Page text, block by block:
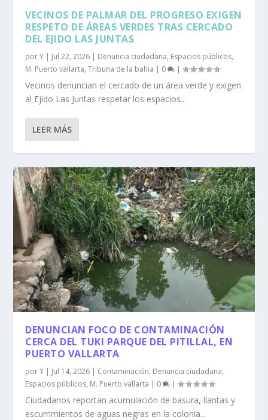
VECINOS DE PALMAR DEL PROGRESO EXIGEN
RESPETO DE ÁREAS VERDES TRAS CERCADO
DEL EJIDO LAS JUNTAS
porY | Jul 22, 2026 | Denuncia ciudadana, Espacios públicos,
M. Puerto vallarta,Tribuna de la bahia | 0 |
Vecinos denuncian el cercado de un área verde y exigen
al Ejido Las Juntas respetar los espacios...
LEER MÁS
DENUNCIAN FOCO DE CONTAMINACIÓN
CERCA DEL TUKI PARQUE DEL PITILLAL, EN
PUERTO VALLARTA
porY | Jul 14, 2026 | Contaminación, Denuncia ciudadana,
Espacios públicos, M. Puerto vallarta | 0 |
Ciudadanos reportan acumulación de basura, llantas y
escurrimientos de aguas negras en la colonia...